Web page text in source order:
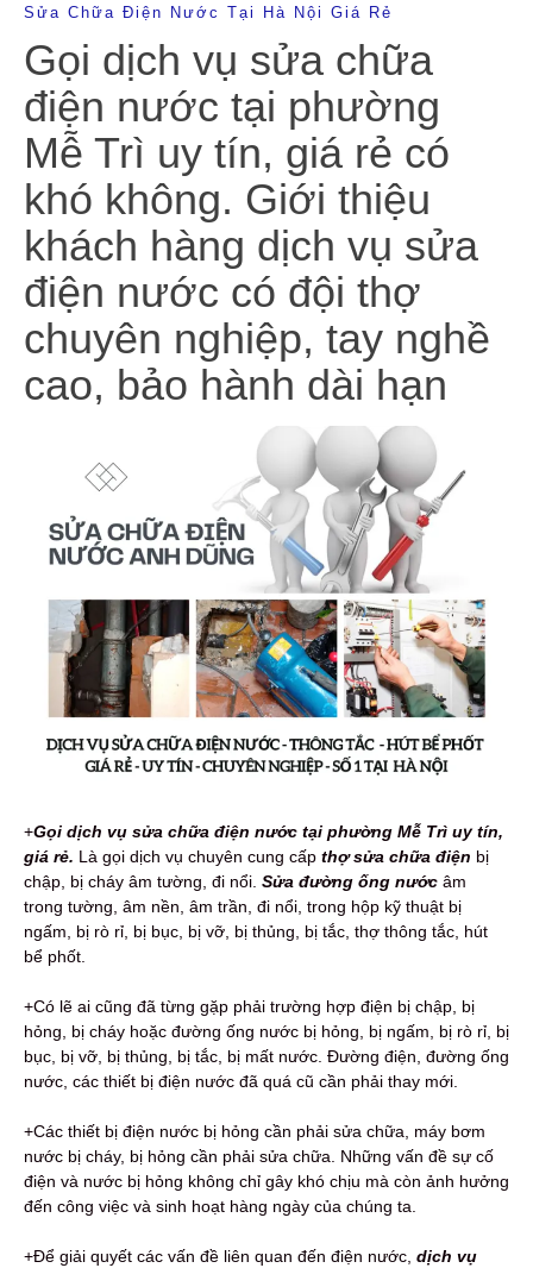
Sửa Chữa Điện Nước Tại Hà Nội Giá Rẻ
Gọi dịch vụ sửa chữa
điện nước tại phường
Mễ Trì uy tín, giá rẻ có
khó không. Giới thiệu
khách hàng dịch vụ sửa
điện nước có đội thợ
chuyên nghiệp, tay nghề
cao, bảo hành dài hạn
+Gọi dịch vụ sửa chữa điện nước tại phường Mễ Trì uy tín,
giá rẻ. Là gọi dịch vụ chuyên cung cấp thợ sửa chữa điện bị
chập, bị cháy âm tường, đi nổi. Sửa đường ống nước âm
trong tường, âm nền, âm trần, đi nổi, trong hộp kỹ thuật bị
ngấm, bị rò rỉ, bị bục, bị vỡ, bị thủng, bị tắc, thợ thông tắc, hút
bể phốt.
+Có lẽ ai cũng đã từng gặp phải trường hợp điện bị chập, bị
hỏng, bị cháy hoặc đường ống nước bị hỏng, bị ngấm, bị rò rỉ, bị
bục, bị vỡ, bị thủng, bị tắc, bị mất nước. Đường điện, đường ống
nước, các thiết bị điện nước đã quá cũ cần phải thay mới.
+Các thiết bị điện nước bị hỏng cần phải sửa chữa, máy bơm
nước bị cháy, bị hỏng cần phải sửa chữa. Những vấn đề sự cố
điện và nước bị hỏng không chỉ gây khó chịu mà còn ảnh hưởng
đến công việc và sinh hoạt hàng ngày của chúng ta.
+Để giải quyết các vấn đề liên quan đến điện nước, dịch vụ